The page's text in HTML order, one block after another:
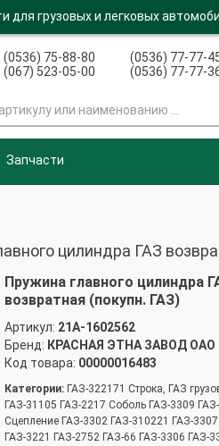
для грузовых и легковых
(0536) 75-88-80
(067) 523-05-00
(0536) 77-77-
(0536) 77-77-
Запчасти
цилиндра ГАЗ
Пружина главного цилиндра
возвратная (покупн. ГАЗ)
Артикул: 21А-1602562
Бренд: КРАСНАЯ ЭТНА ЗАВОД ОАО
Код товара: 00000016483
Категории: ГАЗ-322171 Строка, ГАЗ
ГАЗ-31105 ГАЗ-2217 Соболь ГАЗ-3309
Сцепление ГАЗ-3302 ГАЗ-310221 ГАЗ-
ГАЗ-3221 ГАЗ-2752 ГАЗ-66 ГАЗ-3306 ГАЗ-